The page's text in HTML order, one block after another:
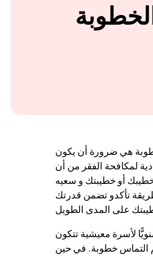
هي ضرورة أن يكون
الاتحادية لمكافحة الفقر من أن
بمجرد زواجك من خطيبك أو خطيبتك و سعيه
تأكدو تضمن قدرتك
ينبغي أن يكون لك دخل ثابك لا يقل عن 16.910$ سنويًّا لأسرة معيشية تتكون
التماس خطوبة. في حين